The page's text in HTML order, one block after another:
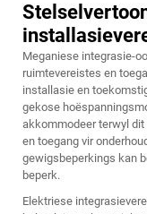
Meganiese integrasie-
ruimtevereistes en
installasie en
gekose
akkommodeer terwyl
en toegang vir
gewigsbeperkings kan
beperk.
Elektriese